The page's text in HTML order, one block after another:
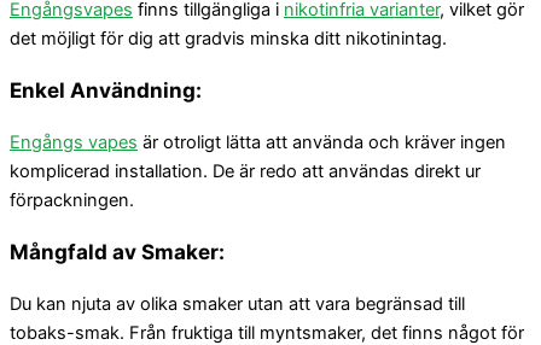
Engångsvapes finns tillgängliga i nikotinfria varianter, vilket gör
det möjligt för dig att gradvis minska ditt nikotinintag.
Enkel Användning:
Engångs vapes är otroligt lätta att använda och kräver ingen
komplicerad installation. De är redo att användas direkt ur
förpackningen.
Mångfald av Smaker:
Du kan njuta av olika smaker utan att vara begränsad till
tobaks-smak. Från fruktiga till myntsmaker, det finns något för